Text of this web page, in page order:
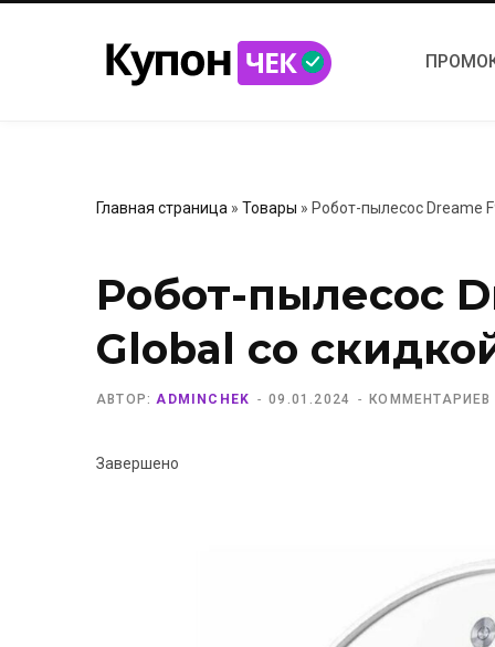
Главная страница » Товары » Робот-пылесос Dreame
Робот-пылесос
Global со
АВТОР: ADMINCHEK 09.01.2024 КОММЕНТАРИЕВ
Завершено